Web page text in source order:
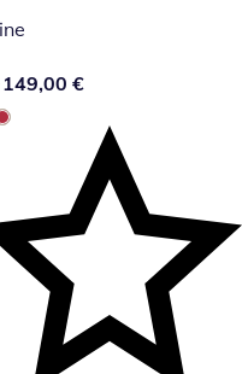
€
149,00 €